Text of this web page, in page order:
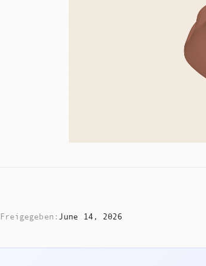
Freigegeben: June 14, 2026